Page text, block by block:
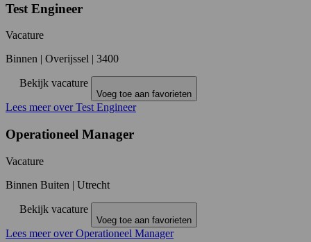
Test Engineer
Vacature
Binnen | Overijssel | 3400
Bekijk vacature
Voeg toe aan favorieten
Lees meer over Test Engineer
Operationeel Manager
Vacature
Binnen Buiten | Utrecht
Bekijk vacature
Voeg toe aan favorieten
Lees meer over Operationeel Manager